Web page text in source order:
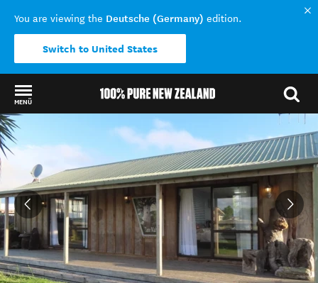
You are viewing the Deutsche (Germany) edition.
Switch to United States
MENÜ
Back to my results